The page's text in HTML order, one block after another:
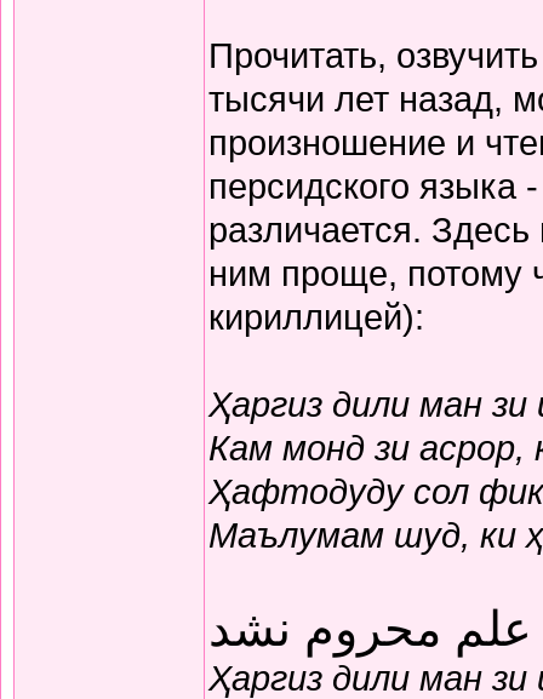
Прочитать,
тысячи лет назад,
произношение и
персидского языка
различается.
ним проще, потому
кириллицей):
Ҳаргиз дили ман
Кам монд зи
Ҳафтодуду сол
Маълумам шуд, ки
محروم نشد
Ҳаргиз дили ман